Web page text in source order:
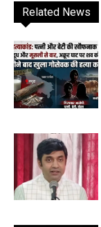
Related News